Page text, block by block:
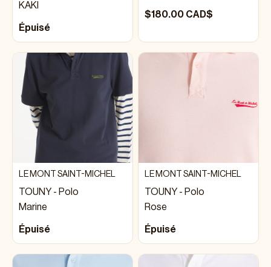
KAKI
Épuisé
$180.00 CAD$
LE MONT SAINT-MICHEL
TOUNY - Polo
Marine
Épuisé
LE MONT SAINT-MICHEL
TOUNY - Polo
Rose
Épuisé